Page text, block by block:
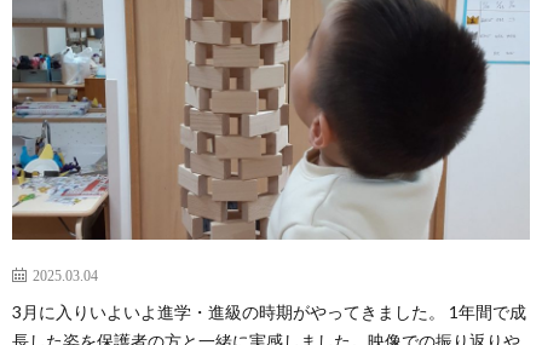
2025.03.04
3月に入りいよいよ進学・進級の時期がやってきました。 1年間で成
長した姿を保護者の方と一緒に実感しました。映像での振り返りや